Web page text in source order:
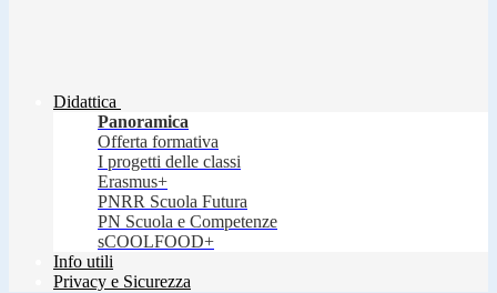
Didattica
Panoramica
Offerta formativa
I progetti delle classi
Erasmus+
PNRR Scuola Futura
PN Scuola e Competenze
sCOOLFOOD+
Info utili
Privacy e Sicurezza